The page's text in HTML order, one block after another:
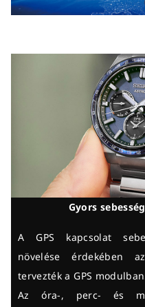
Gyors
A GPS kapcsolat
növelése érdekében
tervezték a GPS
Az óra-, perc- és